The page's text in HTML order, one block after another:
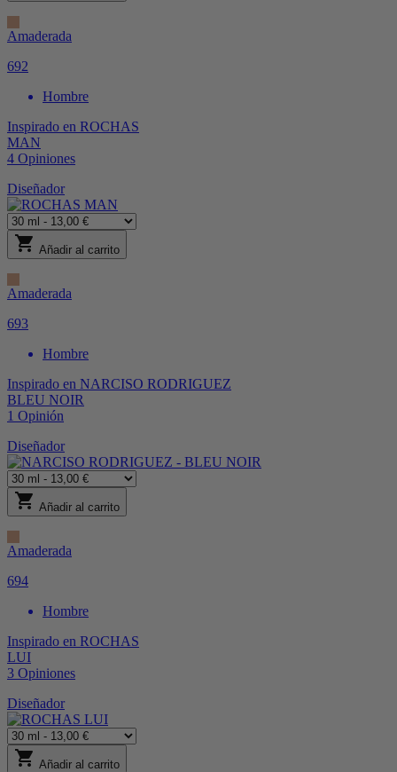
Amaderada
692
Hombre
Inspirado en ROCHAS
MAN
4 Opiniones
Diseñador
shopping_cart Añadir al carrito
Amaderada
693
Hombre
Inspirado en NARCISO RODRIGUEZ
BLEU NOIR
1 Opinión
Diseñador
shopping_cart Añadir al carrito
Amaderada
694
Hombre
Inspirado en ROCHAS
LUI
3 Opiniones
Diseñador
shopping_cart Añadir al carrito